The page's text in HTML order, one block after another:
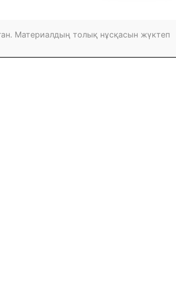
Материалдың толық нұсқасын жүктеп